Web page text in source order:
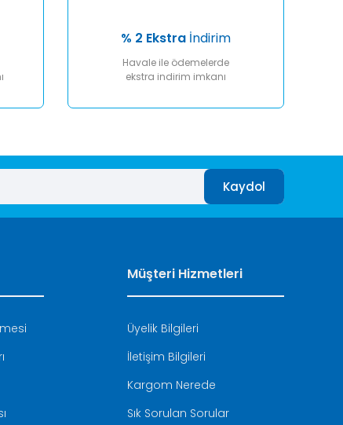
% 2 Ekstra İndirim
Havale ile ödemelerde
ekstra indirim imkanı
Kaydol
Müşteri Hizmetleri
Üyelik Bilgileri
İletişim Bilgileri
Kargom Nerede
Sık Sorulan Sorular